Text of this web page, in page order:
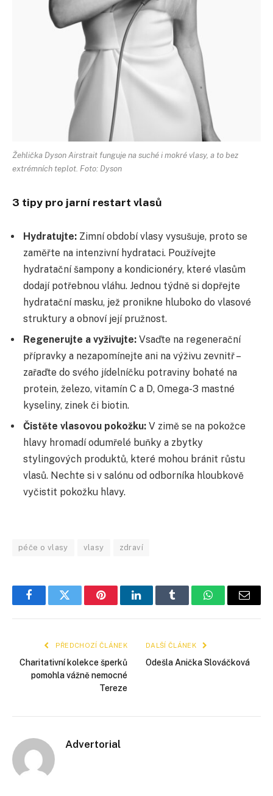
Žehlička Dyson Airstrait funguje na suché i mokré vlasy, a to bez
extrémních teplot. Foto: Dyson
3 tipy pro jarní restart vlasů
Hydratujte: Zimní období vlasy vysušuje, proto se
zaměřte na intenzivní hydrataci. Používejte
hydratační šampony a kondicionéry, které vlasům
dodají potřebnou vláhu. Jednou týdně si dopřejte
hydratační masku, jež pronikne hluboko do vlasové
struktury a obnoví její pružnost.
Regenerujte a vyživujte: Vsaďte na regenerační
přípravky a nezapomínejte ani na výživu zevnitř –
zařaďte do svého jídelníčku potraviny bohaté na
protein, železo, vitamín C a D, Omega-3 mastné
kyseliny, zinek či biotin.
Čistěte vlasovou pokožku: V zimě se na pokožce
hlavy hromadí odumřelé buňky a zbytky
stylingových produktů, které mohou bránit růstu
vlasů. Nechte si v salónu od odborníka hloubkově
vyčistit pokožku hlavy.
péče o vlasy vlasy zdraví
FacebookTwitter PinterestLinkedInTumblr WhatsApp
E-
PŘEDCHOZÍ ČLÁNEK
Charitativní kolekce šperků
pomohla vážně nemocné
Tereze
DALŠÍ ČLÁNEK
Odešla Anička Slováčková
Advertorial